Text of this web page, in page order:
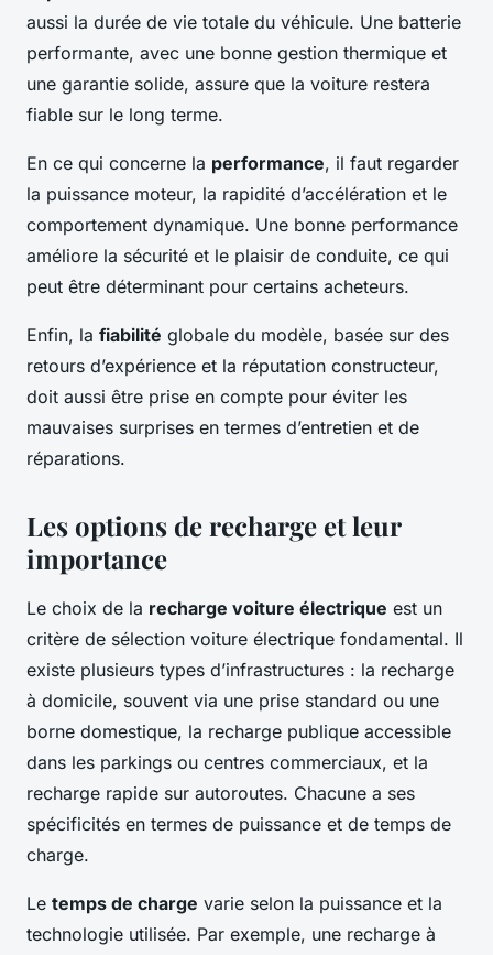
aussi la durée de vie totale du véhicule. Une batterie
performante, avec une bonne gestion thermique et
une garantie solide, assure que la voiture restera
fiable sur le long terme.
En ce qui concerne la performance, il faut regarder
la puissance moteur, la rapidité d’accélération et le
comportement dynamique. Une bonne performance
améliore la sécurité et le plaisir de conduite, ce qui
peut être déterminant pour certains acheteurs.
Enfin, la fiabilité globale du modèle, basée sur des
retours d’expérience et la réputation constructeur,
doit aussi être prise en compte pour éviter les
mauvaises surprises en termes d’entretien et de
réparations.
Les options de recharge et leur
importance
Le choix de la recharge voiture électrique est un
critère de sélection voiture électrique fondamental. Il
existe plusieurs types d’infrastructures : la recharge
à domicile, souvent via une prise standard ou une
borne domestique, la recharge publique accessible
dans les parkings ou centres commerciaux, et la
recharge rapide sur autoroutes. Chacune a ses
spécificités en termes de puissance et de temps de
charge.
Le temps de charge varie selon la puissance et la
technologie utilisée. Par exemple, une recharge à